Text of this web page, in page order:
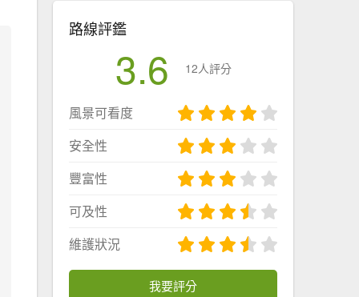
路線評鑑
3.6 12人評分
風景可看度
安全性
豐富性
可及性
維護狀況
我要評分